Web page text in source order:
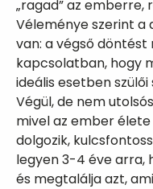
„ragad” az
Véleménye szerint a
van: a végső döntést
kapcsolatban, hogy
ideális esetben
Végül, de nem
mivel az ember
dolgozik,
legyen 3-4 éve arra,
és megtalálja azt,